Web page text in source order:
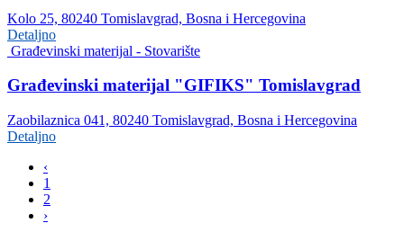
Kolo 25, 80240 Tomislavgrad, Bosna i Hercegovina
Detaljno
Građevinski materijal - Stovarište
Građevinski materijal "GIFIKS" Tomislavgrad
Zaobilaznica 041, 80240 Tomislavgrad, Bosna i Hercegovina
Detaljno
‹
1
2
›